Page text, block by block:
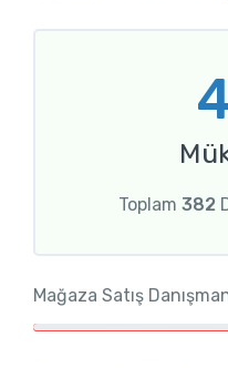
Toplam 382
Mağaza Satış